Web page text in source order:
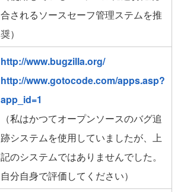
合されるソースセーフ管理ステムを推
奨）
http://www.bugzilla.org/
http://www.gotocode.com/apps.asp?
app_id=1
（私はかつてオープンソースのバグ追
跡システムを使用していましたが、上
記のシステムではありませんでした。
自分自身で評価してください）